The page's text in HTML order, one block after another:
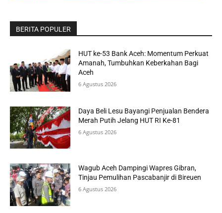
BERITA POPULER
HUT ke-53 Bank Aceh: Momentum Perkuat
Amanah, Tumbuhkan Keberkahan Bagi
Aceh
6 Agustus 2026
Daya Beli Lesu Bayangi Penjualan Bendera
Merah Putih Jelang HUT RI Ke-81
6 Agustus 2026
Wagub Aceh Dampingi Wapres Gibran,
Tinjau Pemulihan Pascabanjir di Bireuen
6 Agustus 2026